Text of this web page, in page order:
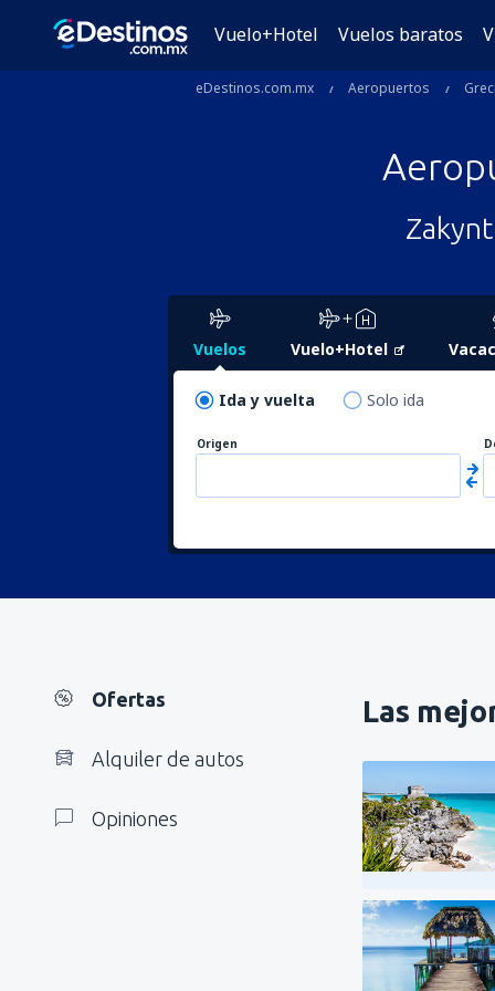
Vuelo+Hotel Vuelos baratos
eDestinos.com.mx Aeropuertos
Vuelos Vuelo+Hotel
Ida y vuelta Solo ida
Origen
Ofertas
Alquiler de autos
Opiniones
Las